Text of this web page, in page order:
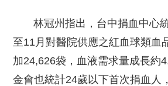
林冠州指出，台中捐血中心
至11月對醫院供應之紅血球類血
加24,626袋，血液需求量成長約
金會也統計24歲以下首次捐血人